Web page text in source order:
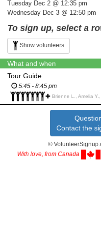
Tuesday Dec 2 @ 12:35 pm
Wednesday Dec 3 @ 12:50 pm
To sign up, select a
Show volunteers
What and when
Tour Guide
5:45 - 8:45 pm
Brienne L., Amelia Y., Ella C., Angelina B., Nicole M., Mariam C., Nyah S., Adriana G., Jadelyn B., Cate C., Christopher F., Saachi S., Tristan L., kenza S., Incoln C., Roza N., Alessandra B., Trinity W., Nathan H., Jenelle T., Evan w., Alison L., Rachel l., Damian C., Sarah D., Jada W., Jaden P., Cecelia B., Lana M., Samiya R., Vienna M., Mikayla M., James C., Norah B., Marcas Y., Donica D., Sofia S., Nathaniel L., Mateo P., Laura B., Cristian T., Heather M., Andrew Y., Kennedy U., Francesca C., Carlo P., Manuel B., Nikko C., Kennedy C., Kyu Min P., Ziya A., Julian L., miela l., Avianna F., Maliah C., Soran K., Jolie W., Kayla L., Andres V., Leo P., Ethan G., Nico A., Alexis L., Ethan Y., Ewan T., Amy M., Elisabeth/Agnes M., Alison L., Alexander N., Mia B., Carlyse S., Alisha B., Axel W., Aimee W., Jayden W., Alex J., Evan U., Madison T., Nicole L., Dominick S., Lauren W., Lauren W., sevilla r., Ariana W., Angelina O., Angela M., Rohin B., Angeline O., Emmanuelle L., Daria B., Anissa L., Sophia S., Rachel
Contact the
©
With love, from Canada